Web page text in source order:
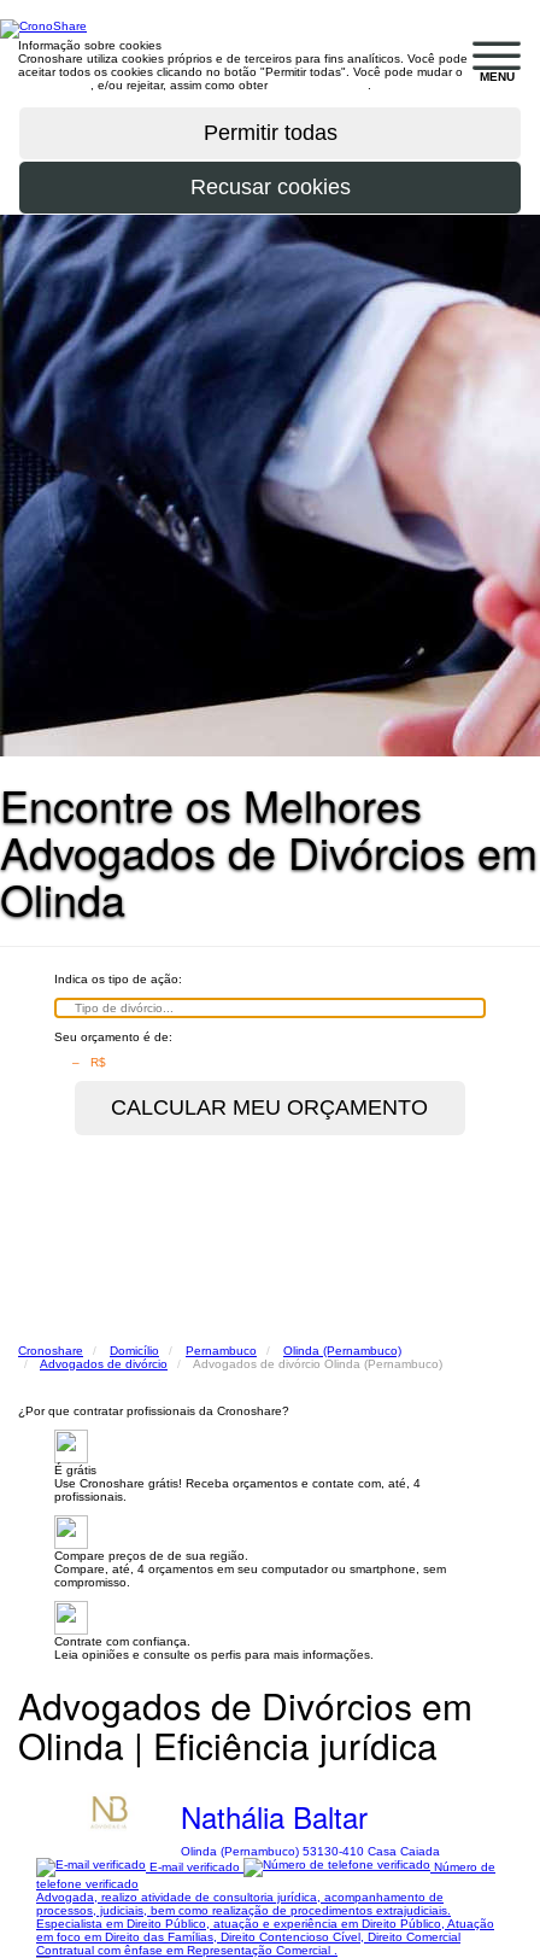
MENU
Informação sobre cookies
Cronoshare utiliza cookies próprios e de terceiros para fins analíticos. Você pode
aceitar todos os cookies clicando no botão "Permitir todas". Você pode mudar o
, e/ou rejeitar, assim como obter
Encontre os Melhores
Advogados de Divórcios em
Olinda
Indica os tipo de ação:
Seu orçamento é de:
– R$
Cronoshare Domicílio Pernambuco
Olinda (Pernambuco)
Advogados de divórcio
Advogados de divórcio Olinda (Pernambuco)
¿Por que contratar profissionais da Cronoshare?
É grátis
Use Cronoshare grátis! Receba orçamentos e contate com, até, 4
profissionais.
Compare preços de de sua região.
Compare, até, 4 orçamentos em seu computador ou smartphone, sem
compromisso.
Contrate com confiança.
Leia opiniões e consulte os perfis para mais informações.
Advogados de Divórcios em
Olinda | Eficiência jurídica
Nathália Baltar
Olinda (Pernambuco) 53130-410 Casa Caiada
E-mail verificado
Número de
telefone verificado
Advogada, realizo atividade de consultoria jurídica, acompanhamento de
processos, judiciais, bem como realização de procedimentos extrajudiciais.
Especialista em Direito Público, atuação e experiência em Direito Público, Atuação
em foco em Direito das Famílias, Direito Contencioso Cível, Direito Comercial
Contratual com ênfase em Representação Comercial .